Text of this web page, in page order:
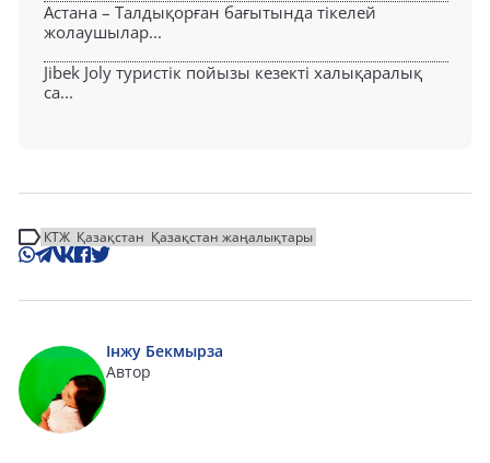
Астана – Талдықорған бағытында тікелей
жолаушылар...
Jibek Joly туристік пойызы кезекті халықаралық
са...
КТЖ Қазақстан Қазақстан жаңалықтары
Інжу Бекмырза
Автор